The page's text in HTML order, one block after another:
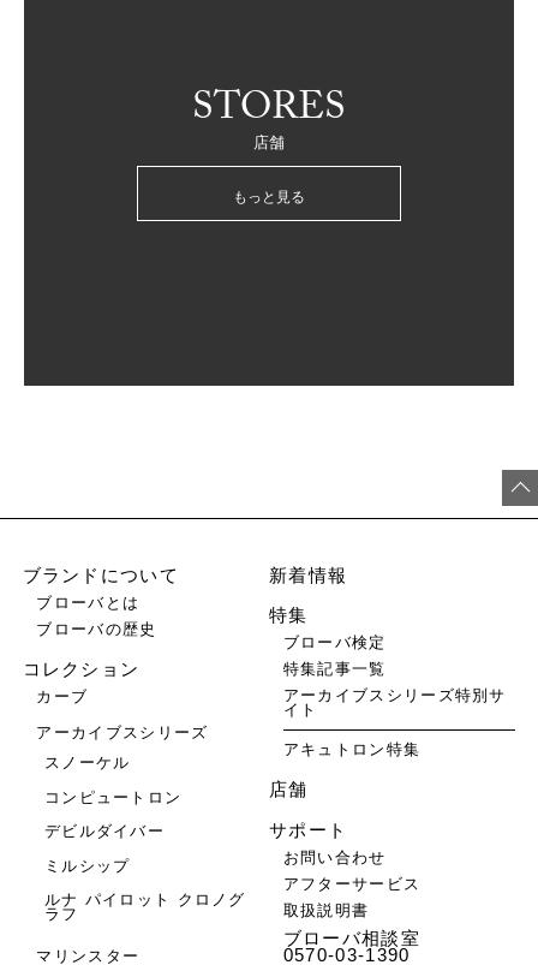
STORES
店舗
もっと見る
ブランドについて
ブローバとは
ブローバの歴史
コレクション
カーブ
アーカイブスシリーズ
スノーケル
コンピュートロン
デビルダイバー
ミルシップ
ルナ パイロット クロノグ
ラフ
マリンスター
新着情報
特集
ブローバ検定
特集記事一覧
アーカイブスシリーズ特別サ
イト
アキュトロン特集
店舗
サポート
お問い合わせ
アフターサービス
取扱説明書
ブローバ相談室
0570-03-1390